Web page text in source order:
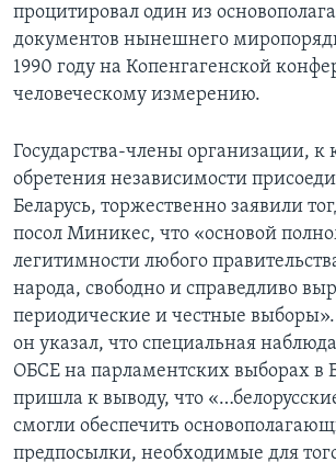
процитировал один из
документов нынешнего
1990 году на Копенгагенской
человеческому измерению.
Государства-члены организации, к
обретения независимости
Беларусь, торжественно заявили
посол Миникес, что «основой
легитимности любого
народа, свободно и справедливо
периодические и честные
он указал, что специальная
ОБСЕ на парламентских выборах в
пришла к выводу, что
смогли обеспечить
предпосылки, необходимые для